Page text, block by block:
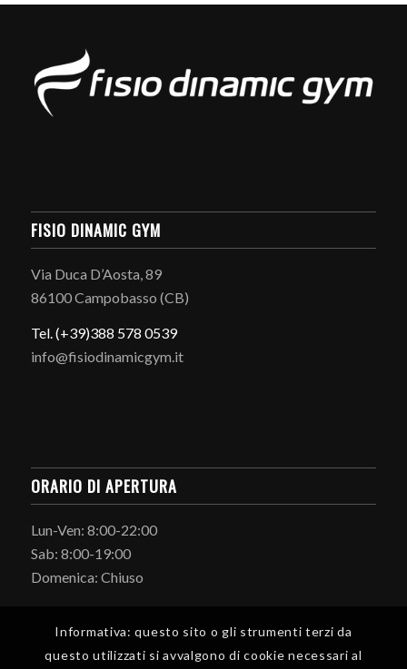
FISIO DINAMIC GYM
Via Duca D’Aosta, 89
86100 Campobasso (CB)
Tel. (+39)388 578 0539
info@fisiodinamicgym.it
ORARIO DI APERTURA
Lun-Ven: 8:00-22:00
Sab: 8:00-19:00
Domenica: Chiuso
Informativa: questo sito o gli strumenti terzi da
questo utilizzati si avvalgono di cookie necessari al